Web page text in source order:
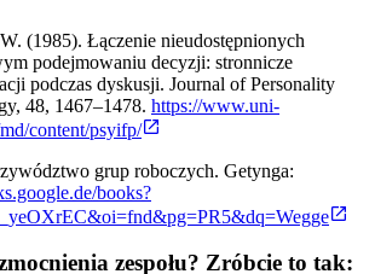
(1985). Łączenie nieudostępnionych
podejmowaniu decyzji: stronnicze
podczas dyskusji. Journal of Personality
48, 1467–1478. https://www.uni-
content/psyifp/
grup roboczych. Getynga:
books?
zespołu? Zróbcie to tak: